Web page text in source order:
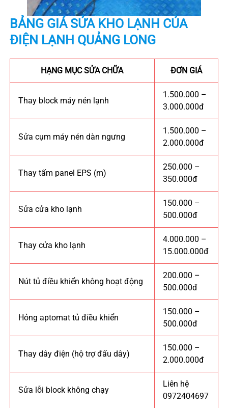
BẢNG GIÁ SỬA KHO LẠNH CỦA
ĐIỆN LẠNH QUẢNG LONG
HẠNG MỤC SỬA CHỮA ĐƠN GIÁ
Thay block máy nén lạnh
1.500.000 –
3.000.000đ
Sửa cụm máy nén dàn ngưng
1.500.000 –
2.000.000đ
Thay tấm panel EPS (m)
250.000 –
350.000đ
Sửa cửa kho lạnh
150.000 –
500.000đ
Thay cửa kho lạnh
4.000.000 –
15.000.000đ
Nút tủ điều khiển không hoạt động
200.000 –
500.000đ
Hỏng aptomat tủ điều khiển
150.000 –
500.000đ
Thay dây điện (hộ trợ đấu dây)
150.000 –
2.000.000đ
Sửa lỗi block không chạy
Liên hệ
0972404697